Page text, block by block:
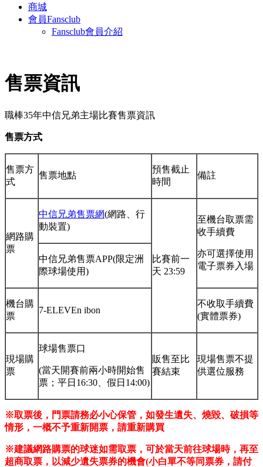
商城
會員Fansclub
Fansclub會員介紹
售票資訊
職棒35年中信兄弟主場比賽售票資訊
售票方式
售票方
式
售票地點
預售截止
時間
備註
網路購
票
中信兄弟售票網(網路、行
動裝置)
比賽前一
天 23:59
至機台取票需
收手續費
亦可選擇使用
電子票券入場
中信兄弟售票APP(限定洲
際球場使用)
機台購
票
7-ELEVEn ibon
不收取手續費
(實體票券)
現場購
票
球場售票口
(當天開賽前兩小時開始售
票；平日16:30、假日14:00)
販售至比
賽結束
現場售票不提
供選位服務
※取票後，門票請務必小心保管，如發生遺失、燒毀、破損等
情形，一概不予重新開票，請重新購買
※建議網路購票的球迷如需取票，可於當天前往球場時，再至
超商取票，以減少遺失票券的機會(小白單不等同票券，請付